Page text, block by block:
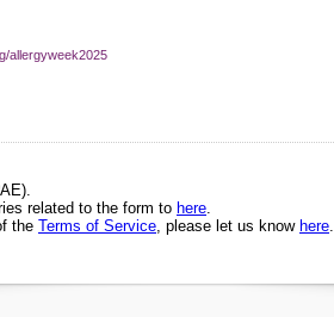
allergyweek2025
related to the form to here.
the Terms of Service, please let us know here.